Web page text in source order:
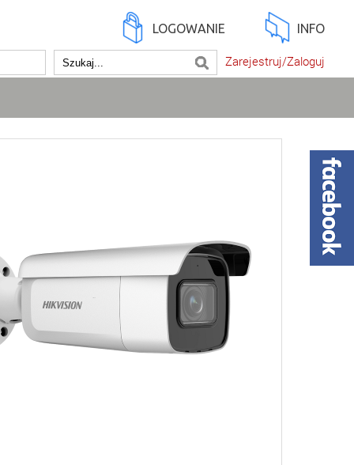
LOGOWANIE INFO
Zarejestruj/Zaloguj